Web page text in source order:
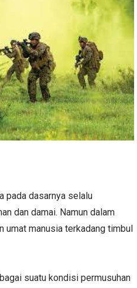
pada dasarnya selalu
dan damai. Namun dalam
umat manusia terkadang timbul
suatu kondisi permusuhan